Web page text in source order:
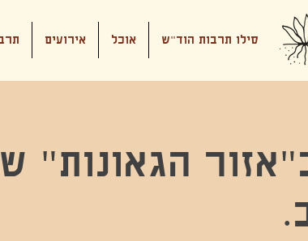
סילו תרבות הוד"ש אוכל אירועים
הגאונות"